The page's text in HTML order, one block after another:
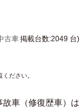
古車掲載台数:2049 台)
ください。
車（修復歴車）は